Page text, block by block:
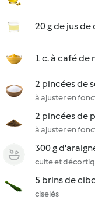
20 g de jus
1 c. à café de
2 pincées de
à ajuster en
2 pincées de
à ajuster en
300 g
cuite et
5 brins de
ciselés